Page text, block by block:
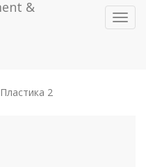
Пластика 2